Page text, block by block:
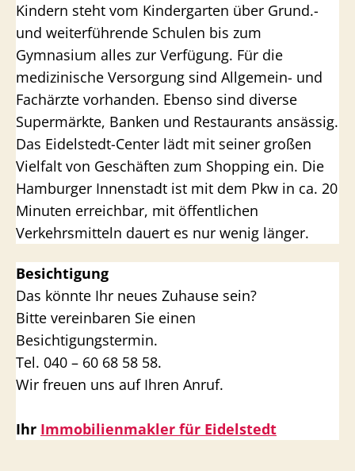
Kindern steht vom Kindergarten über Grund.-
und weiterführende Schulen bis zum
Gymnasium alles zur Verfügung. Für die
medizinische Versorgung sind Allgemein- und
Fachärzte vorhanden. Ebenso sind diverse
Supermärkte, Banken und Restaurants ansässig.
Das Eidelstedt-Center lädt mit seiner großen
Vielfalt von Geschäften zum Shopping ein. Die
Hamburger Innenstadt ist mit dem Pkw in ca. 20
Minuten erreichbar, mit öffentlichen
Verkehrsmitteln dauert es nur wenig länger.
Besichtigung
Das könnte Ihr neues Zuhause sein?
Bitte vereinbaren Sie einen
Besichtigungstermin.
Tel. 040 – 60 68 58 58.
Wir freuen uns auf Ihren Anruf.
Ihr Immobilienmakler für Eidelstedt